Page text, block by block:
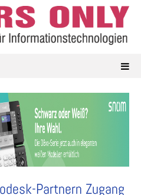
Partnern Zugang